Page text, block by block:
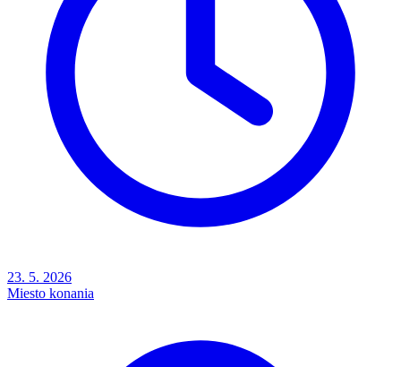
23. 5. 2026
Miesto konania